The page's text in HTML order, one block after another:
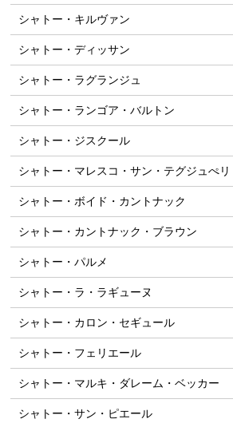
シャトー・キルヴァン
シャトー・ディッサン
シャトー・ラグランジュ
シャトー・ランゴア・バルトン
シャトー・ジスクール
シャトー・マレスコ・サン・テグジュぺリ
シャトー・ボイド・カントナック
シャトー・カントナック・ブラウン
シャトー・パルメ
シャトー・ラ・ラギューヌ
シャトー・カロン・セギュール
シャトー・フェリエール
シャトー・マルキ・ダレーム・ベッカー
シャトー・サン・ピエール